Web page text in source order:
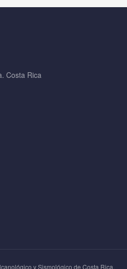
Costa Rica
y Sismológico de Costa Rica.